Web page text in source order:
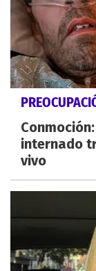
internado
vivo